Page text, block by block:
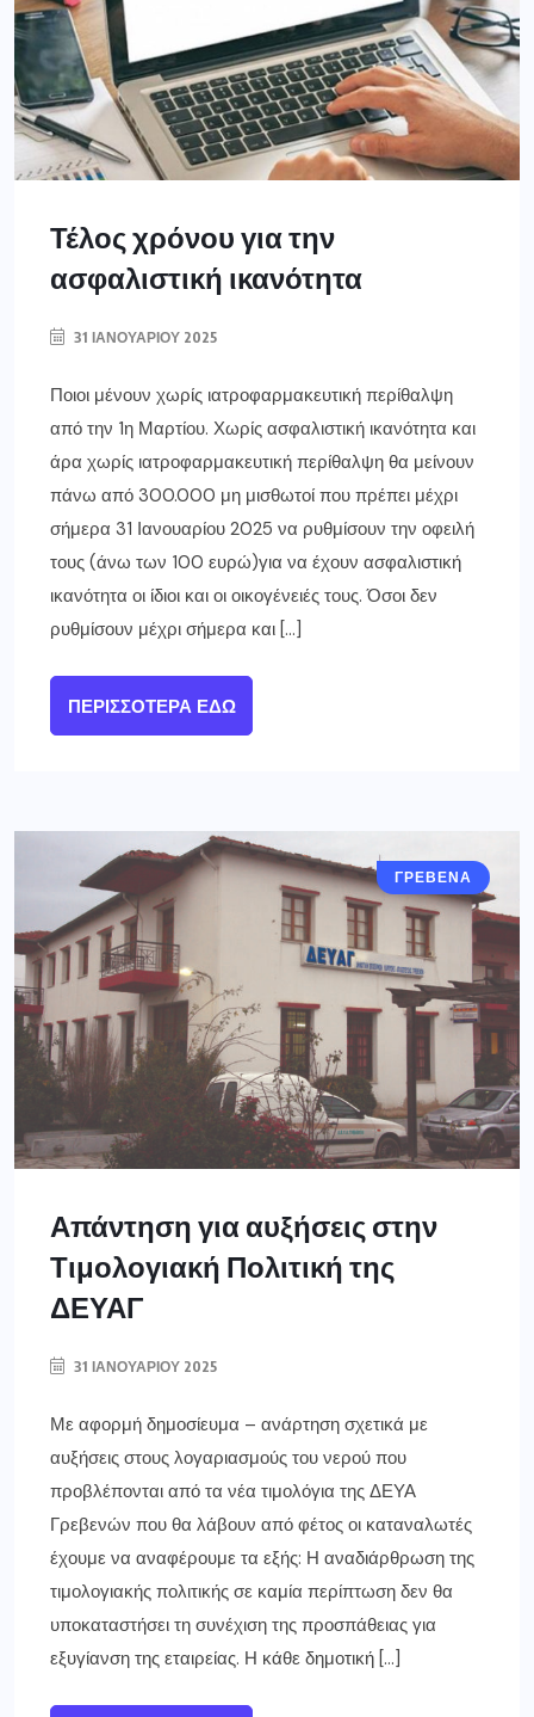
Τέλος χρόνου για την
ασφαλιστική ικανότητα
31 ΙΑΝΟΥΑΡΊΟΥ 2025
Ποιοι μένουν χωρίς ιατροφαρμακευτική περίθαλψη
από την 1η Μαρτίου. Χωρίς ασφαλιστική ικανότητα και
άρα χωρίς ιατροφαρμακευτική περίθαλψη θα μείνουν
πάνω από 300.000 μη μισθωτοί που πρέπει μέχρι
σήμερα 31 Ιανουαρίου 2025 να ρυθμίσουν την οφειλή
τους (άνω των 100 ευρώ)για να έχουν ασφαλιστική
ικανότητα οι ίδιοι και οι οικογένειές τους. Όσοι δεν
ρυθμίσουν μέχρι σήμερα και […]
ΠΕΡΙΣΣΌΤΕΡΑ ΕΔΏ
ΓΡΕΒΕΝΑ
Απάντηση για αυξήσεις στην
Τιμολογιακή Πολιτική της
ΔΕΥΑΓ
31 ΙΑΝΟΥΑΡΊΟΥ 2025
Με αφορμή δημοσίευμα – ανάρτηση σχετικά με
αυξήσεις στους λογαριασμούς του νερού που
προβλέπονται από τα νέα τιμολόγια της ΔΕΥΑ
Γρεβενών που θα λάβουν από φέτος οι καταναλωτές
έχουμε να αναφέρουμε τα εξής: Η αναδιάρθρωση της
τιμολογιακής πολιτικής σε καμία περίπτωση δεν θα
υποκαταστήσει τη συνέχιση της προσπάθειας για
εξυγίανση της εταιρείας. Η κάθε δημοτική […]